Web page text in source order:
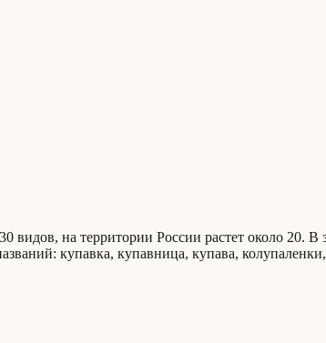
видов, на территории России растет около 20. В
купавка, купавница, купава,